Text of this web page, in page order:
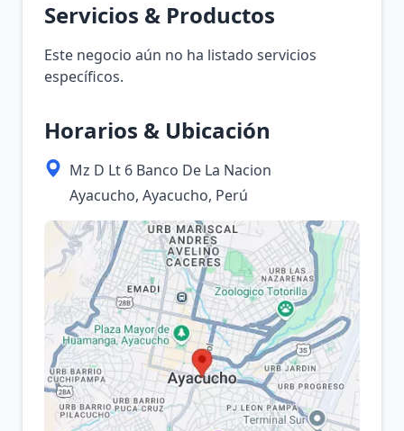
Servicios & Productos
Este negocio aún no ha listado servicios
específicos.
Horarios & Ubicación
Mz D Lt 6 Banco De La Nacion
Ayacucho, Ayacucho, Perú